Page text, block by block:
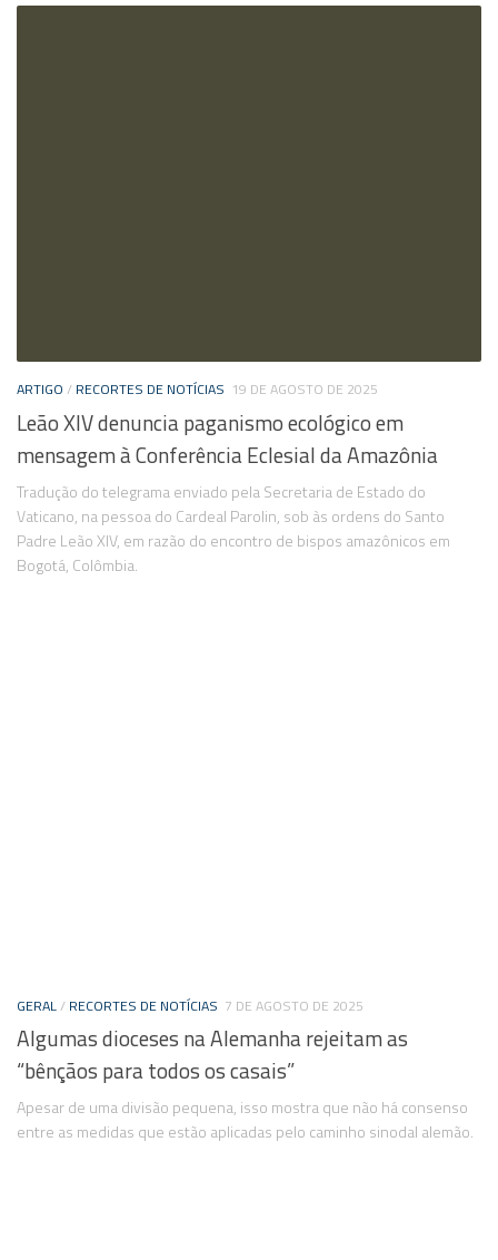
ARTIGO / RECORTES DE NOTÍCIAS 19 DE AGOSTO DE 2025
Leão XIV denuncia paganismo ecológico em
mensagem à Conferência Eclesial da Amazônia
Tradução do telegrama enviado pela Secretaria de Estado do
Vaticano, na pessoa do Cardeal Parolin, sob às ordens do Santo
Padre Leão XIV, em razão do encontro de bispos amazônicos em
Bogotá, Colômbia.
GERAL/ RECORTES DE NOTÍCIAS 7 DE AGOSTO DE 2025
Algumas dioceses na Alemanha rejeitam as
“bênçãos para todos os casais”
Apesar de uma divisão pequena, isso mostra que não há consenso
entre as medidas que estão aplicadas pelo caminho sinodal alemão.